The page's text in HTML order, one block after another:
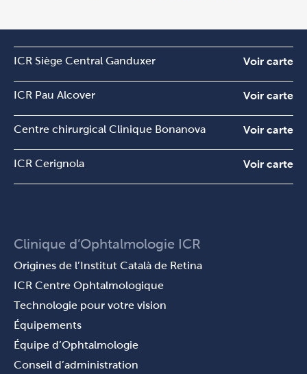
ICR Siège Central Ganduxer Voir carte
ICR Pau Alcover Voir carte
Centre chirurgical Clinique Bonanova Voir carte
ICR Cerignola Voir carte
Clinique d’Ophtalmologie ICR
Origines de l’Institut Català de Retina
ICR Centre Ophtalmologique
Technologie pour votre vision
Équipements
Équipe d’Ophtalmologie
Conseil d’administration